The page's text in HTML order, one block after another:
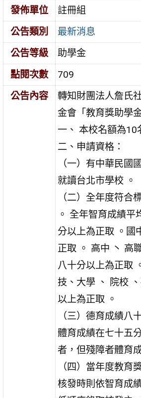
發佈單位
註冊組
公告類別
最新消息
公告等級
助學金
點閱次數
709
公告內容
轉知財團法人詹氏
金會「教育獎助學
一、 本校名額為10
二、申請資格：
（一）有中華民國
就讀台北市學校 。
（二）全年度符合
。 全年智育成績平
分以上為正取 。國
正取 。 高中 丶 高
八十分以上為正取
技、大學 、 院校
以上為正取 。
（三）德育成績八
體育成績在七十五
者，但殘障者體育
（四）當年度教育
核發時則依智育成